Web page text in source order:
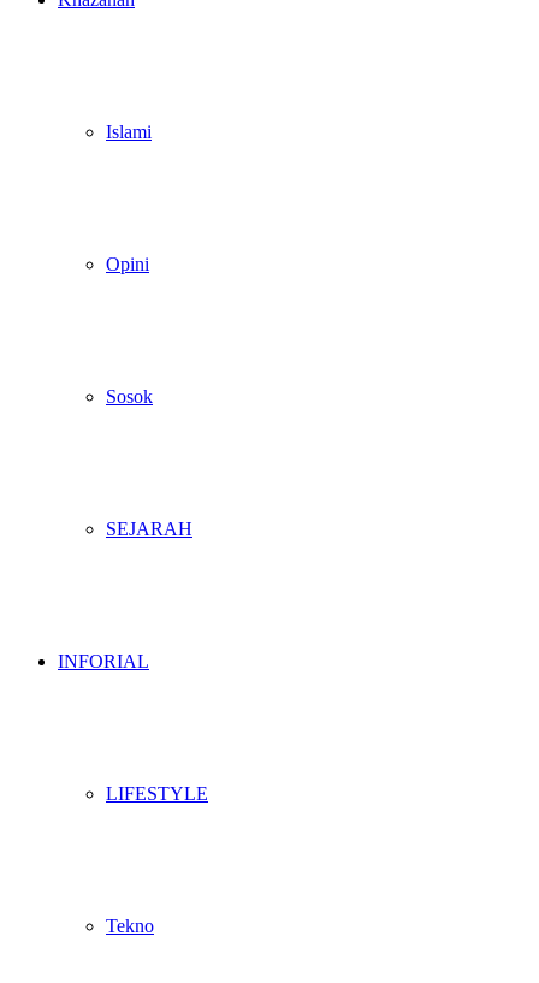
Islami
Opini
Sosok
SEJARAH
INFORIAL
LIFESTYLE
Tekno